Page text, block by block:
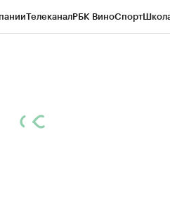
ТелеканалРБК ВиноСпорт